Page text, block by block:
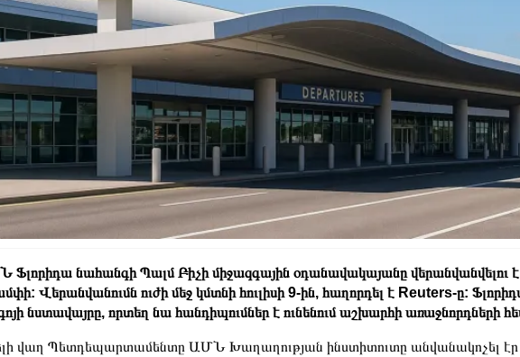
Ֆլորիդա նահանգի Պալմ Բիչի միջազգային օդանավակայանը
Վերանվանումն ուժի մեջ կմտնի հուլիսի 9-ին, հաղորդել է Reuters-ը:
նստավայրը, որտեղ նա հանդիպումներ է ունենում աշխարհի առաջնորդների
վաղ Պետդեպարտամենտը ԱՄՆ Խաղաղության ինստիտուտը անվանակոչել էր